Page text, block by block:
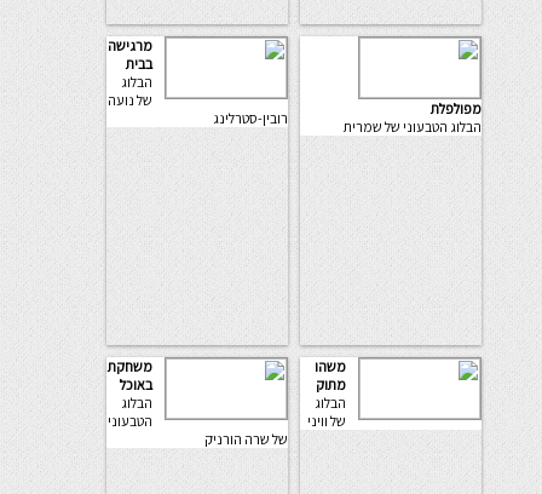
מפולפלת
הבלוג הטבעוני של שמרית
מרגישה
בבית
הבלוג
של נועה
רובין-סטרלינג
משהו
מתוק
הבלוג
של וויני
משחקת
באוכל
הבלוג
הטבעוני
של שרה הורניק